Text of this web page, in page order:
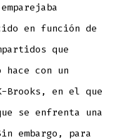
en función de
que
con un
Brooks, en el que
se enfrenta una
embargo, para